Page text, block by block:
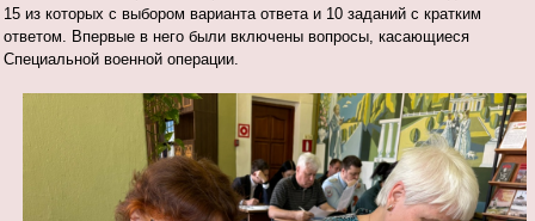
15 из которых с выбором варианта ответа и 10 заданий с кратким
ответом. Впервые в него были включены вопросы, касающиеся
Специальной военной операции.